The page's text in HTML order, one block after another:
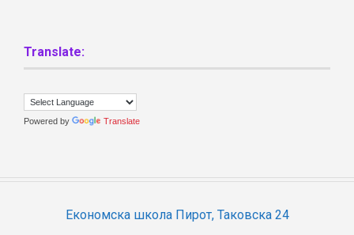
Translate:
Powered by Translate
Економска школа Пирот, Таковска 24